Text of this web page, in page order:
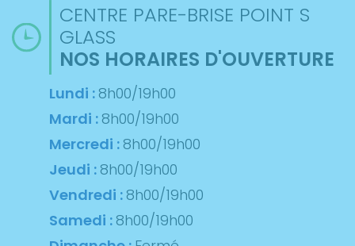
CENTRE PARE-BRISE POINT S
GLASS
NOS HORAIRES D'OUVERTURE
Lundi : 8h00/19h00
Mardi : 8h00/19h00
Mercredi : 8h00/19h00
Jeudi : 8h00/19h00
Vendredi : 8h00/19h00
Samedi : 8h00/19h00